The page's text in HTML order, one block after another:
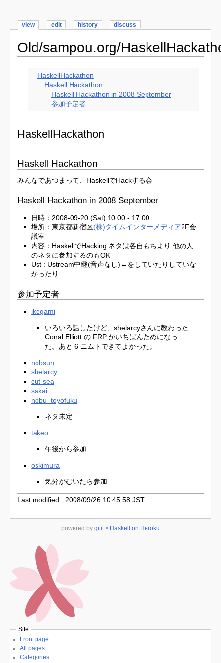
view edit history discuss
Old/sampou.org/
HaskellHackathon
Haskell Hackathon
Haskell Hackathon in 2008 September
参加予定者
HaskellHackathon
Haskell Hackathon
みんなであつまって、HaskellでHackする会
Haskell Hackathon in 2008 September
日時：2008-09-20 (Sat) 10:00 - 17:00
場所：東京都新宿区(株)タイムインターメディア2F会
議室
内容：HaskellでHacking ネタは各自もちより 他の人
のネタに参加するのもOK
Ust : Ustream中継(音声なし)←をしていたりしていな
かったり
参加予定者
ikegami
いろいろ話したけど、shelarcyさんに教わった
Conal Elliott の FRP がいちばんためになっ
た。あと 6 ニムトできてよかった。
nobsun
shelarcy
cut-sea
sakai
nobu_toyofuku
ネタ未定
takeo
午後から参加
oskimura
気分がむいたら参加
Last modified : 2008/09/26 10:45:58 JST
powered by gitit× Haskell on Heroku
Site
Front page
All pages
Categories